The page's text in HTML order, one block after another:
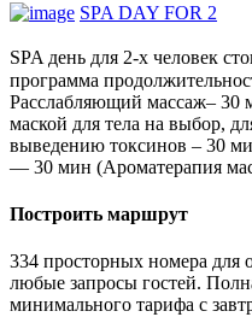
SPA DAY FOR 2
SPA день для 2-х человек
программа
Расслабляющий массаж– 30
маской для тела на выбор,
выведению токсинов – 30
— 30 мин (Ароматерапия
Построить маршрут
334 просторных номера для
любые запросы гостей.
минимального тарифа с